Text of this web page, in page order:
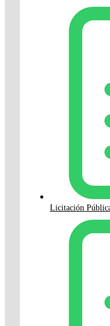
Licitación